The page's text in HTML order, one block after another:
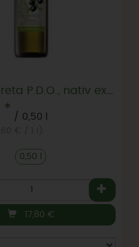
*
/ 0,50 l
0,50 l
17,80 €